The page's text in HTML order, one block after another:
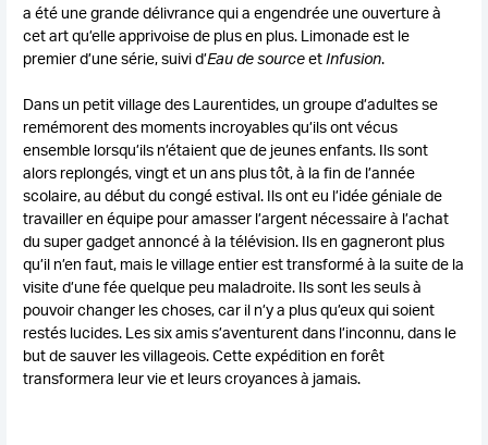
a été une grande délivrance qui a engendrée une ouverture à
cet art qu’elle apprivoise de plus en plus. Limonade est le
premier d’une série, suivi d’Eau de sourceet Infusion.
Dans un petit village des Laurentides, un groupe d’adultes se
remémorent des moments incroyables qu’ils ont vécus
ensemble lorsqu’ils n’étaient que de jeunes enfants. Ils sont
alors replongés, vingt et un ans plus tôt, à la fin de l’année
scolaire, au début du congé estival. Ils ont eu l’idée géniale de
travailler en équipe pour amasser l’argent nécessaire à l’achat
du super gadget annoncé à la télévision. Ils en gagneront plus
qu’il n’en faut, mais le village entier est transformé à la suite de la
visite d’une fée quelque peu maladroite. Ils sont les seuls à
pouvoir changer les choses, car il n’y a plus qu’eux qui soient
restés lucides. Les six amis s’aventurent dans l’inconnu, dans le
but de sauver les villageois. Cette expédition en forêt
transformera leur vie et leurs croyances à jamais.